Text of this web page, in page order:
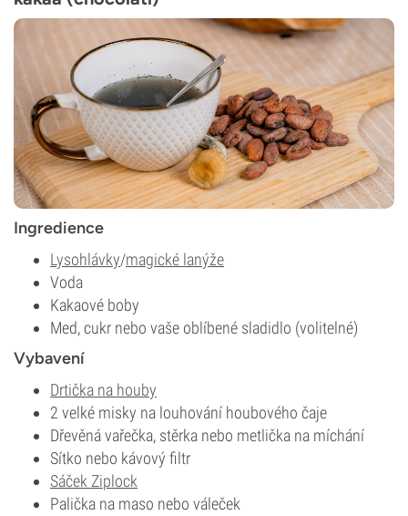
Ingredience
Lysohlávky/magické lanýže
Voda
Kakaové boby
Med, cukr nebo vaše oblíbené sladidlo (volitelné)
Vybavení
Drtička na houby
2 velké misky na louhování houbového čaje
Dřevěná vařečka, stěrka nebo metlička na míchání
Sítko nebo kávový filtr
Sáček Ziplock
Palička na maso nebo váleček